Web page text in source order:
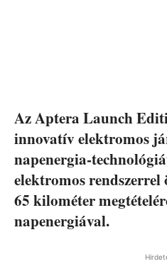
Az Aptera Launch
innovatív elektromos
napenergia-
elektromos
65 kilométer
napenergiával.